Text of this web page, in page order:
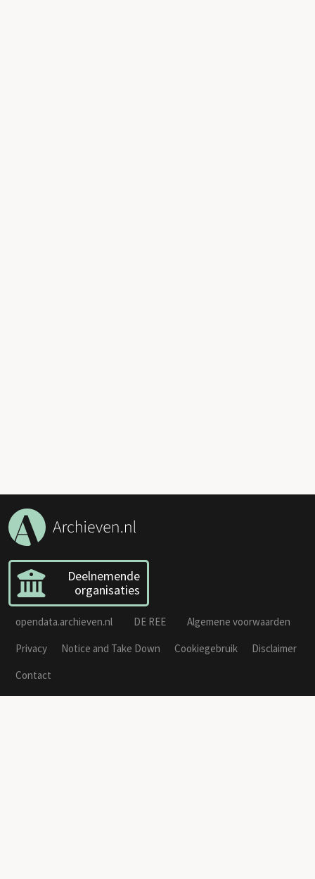
Deelnemende
organisaties
opendata.archieven.nl DE REE
Algemene voorwaarden
Privacy
Notice and Take Down Cookiegebruik
Disclaimer
Contact